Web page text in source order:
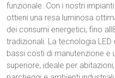
funzionale. Con i nostri
ottieni una resa luminosa
dei consumi energetici, fino
tradizionali. La tecnologia
bassi costi di manutenzione e
superiore, ideale per